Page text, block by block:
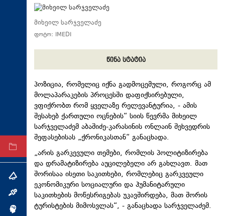
საზოგადოება
სამართალი
ტექნოლოგიები
ტაბლოიდი
თემა
ინტერვიუ
ინქვიზიცია
მიხეილ სარჯველაძე
ფოტო: IMEDI
წინა სტატია
პოზიცია, რომელიც იქნა გადმოცემული, როგორც ამ
მოლაპარაკების პროცესში დაფიქსირებული,
ვფიქრობთ რომ ყველაზე რელევანტურია, - ამის
შესახებ ქართული ოცნების“ სიის წევრმა მიხეილ
სარჯველაძემ აბაშიძე-კარასინის ონლაინ შეხვედრის
შეფასებისას „ქრონიკასთან“ განაცხადა.
„არის გარკევული თემები, რომლის პოლიტიზირება
და დრამატიზირება აუცილებელი არ გახლავთ. მათ
შორისაა ისეთი საკითხები, რომლებიც გარკვეული
ეკონომიკური სოციალური და ჰუმანიტარული
საკითხების მოწესრიგებას უკავშირდება, მათ შორის
ტურისტების მიმოსვლას“, - განაცხადა სარჯველაძემ.